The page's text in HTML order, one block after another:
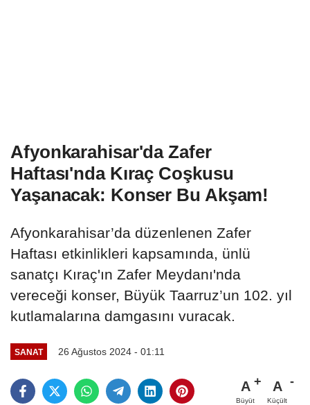
Afyonkarahisar'da Zafer
Haftası'nda Kıraç Coşkusu
Yaşanacak: Konser Bu Akşam!
Afyonkarahisar’da düzenlenen Zafer
Haftası etkinlikleri kapsamında, ünlü
sanatçı Kıraç'ın Zafer Meydanı'nda
vereceği konser, Büyük Taarruz’un 102. yıl
kutlamalarına damgasını vuracak.
SANAT 26 Ağustos 2024 - 01:11
A
Büyüt
A
Küçült